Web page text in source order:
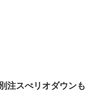
注スぺリオダウンも